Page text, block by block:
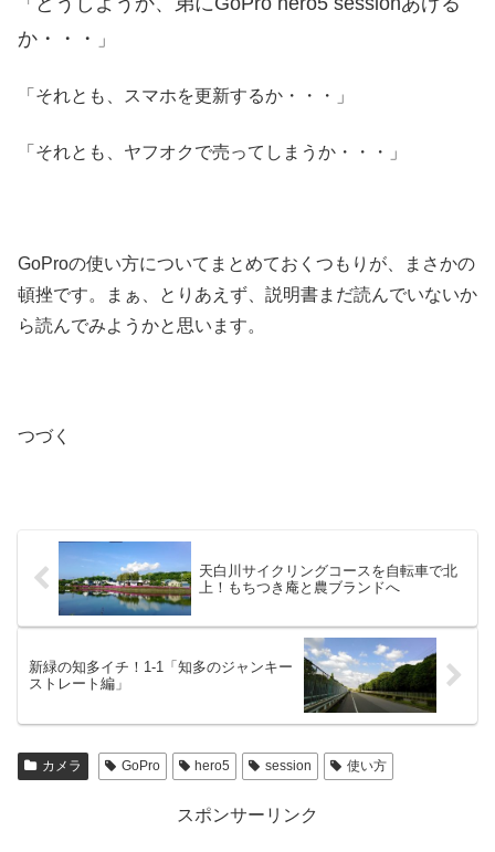
「
か・・・
」
「それとも、スマホを更新するか・・・」
「それとも、ヤフオクで売ってしまうか・・・」
GoProの使い方についてまとめておくつもりが、まさかの
頓挫です。まぁ、とりあえず、説明書まだ読んでいないか
ら読んでみようかと思います。
つづく
天白川サイクリングコースを自転車で北
上！もちつき庵と農ブランドへ
新緑の知多イチ！1-1「知多のジャンキー
ストレート編」
カメラ GoPro hero5 session 使い方
スポンサーリンク